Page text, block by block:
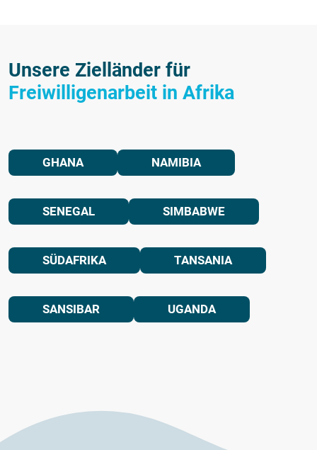
Unsere Zielländer für
Freiwilligenarbeit in Afrika
GHANA NAMIBIA
SENEGAL SIMBABWE
SÜDAFRIKA TANSANIA
SANSIBAR UGANDA